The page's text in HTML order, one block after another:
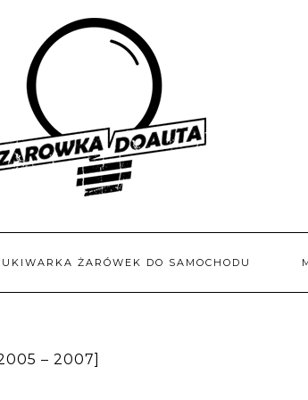
ŻARÓWEK DO SAMOCHODU
– 2007]